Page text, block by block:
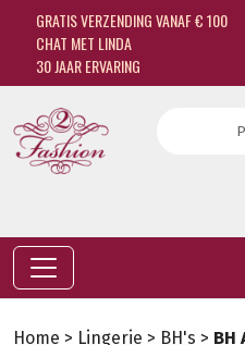
GRATIS VERZENDING VANAF € 100
CHAT MET LINDA
30 JAAR ERVARING
Home > Lingerie > BH's > BH